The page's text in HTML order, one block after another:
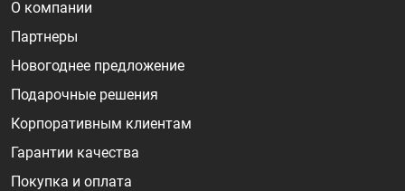
О компании
Партнеры
Новогоднее предложение
Подарочные решения
Корпоративным клиентам
Гарантии качества
Покупка и оплата